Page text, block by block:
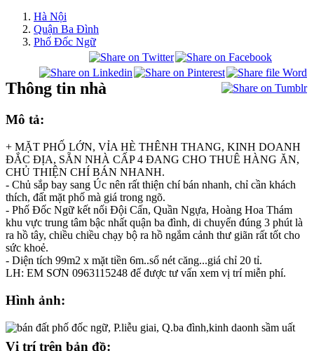
Hà Nội
Quận Ba Đình
Phố Đốc Ngữ
Thông tin nhà
Mô tả:
+ MẶT PHỐ LỚN, VỈA HÈ THÊNH THANG, KINH DOANH
ĐẮC ĐỊA, SẴN NHÀ CẤP 4 ĐANG CHO THUÊ HÀNG ĂN,
CHỦ THIỆN CHÍ BÁN NHANH.
- Chủ sắp bay sang Úc nên rất thiện chí bán nhanh, chỉ cần khách
thích, đất mặt phố mà giá trong ngõ.
- Phố Đốc Ngữ kết nối Đội Cấn, Quần Ngựa, Hoàng Hoa Thám
khu vực trung tâm bậc nhất quận ba đình, di chuyển đúng 3 phút là
ra hồ tây, chiều chiều chạy bộ ra hồ ngắm cảnh thư giãn rất tốt cho
sức khoẻ.
- Diện tích 99m2 x mặt tiền 6m..sổ nét căng...giá chỉ 20 tỉ.
LH: EM SƠN 0963115248 để được tư vấn xem vị trí miễn phí.
Hình ảnh:
Vị trí trên bản đồ: